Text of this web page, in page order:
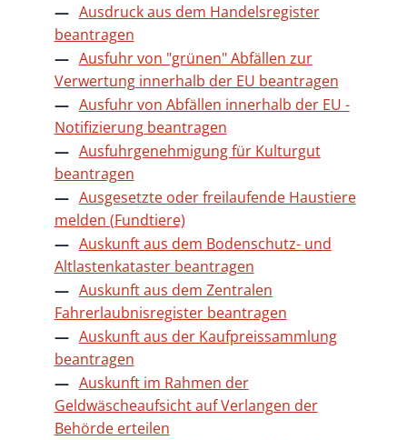
Ausdruck aus dem Handelsregister
beantragen
Ausfuhr von "grünen" Abfällen zur
Verwertung innerhalb der EU beantragen
Ausfuhr von Abfällen innerhalb der EU -
Notifizierung beantragen
Ausfuhrgenehmigung für Kulturgut
beantragen
Ausgesetzte oder freilaufende Haustiere
melden (Fundtiere)
Auskunft aus dem Bodenschutz- und
Altlastenkataster beantragen
Auskunft aus dem Zentralen
Fahrerlaubnisregister beantragen
Auskunft aus der Kaufpreissammlung
beantragen
Auskunft im Rahmen der
Geldwäscheaufsicht auf Verlangen der
Behörde erteilen